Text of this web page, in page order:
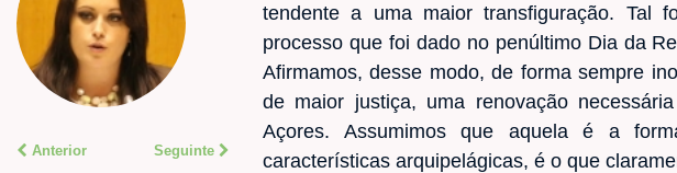
Anterior Seguinte
tendente a uma maior transfiguração. Tal
processo que foi dado no penúltimo Dia da
Afirmamos, desse modo, de forma sempre
de maior justiça, uma renovação
Açores. Assumimos que aquela é a
características arquipelágicas, é o que